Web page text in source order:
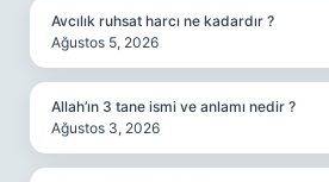
Avcılık ruhsat harcı ne kadardır ?
Ağustos 5, 2026
Allah’ın 3 tane ismi ve anlamı nedir ?
Ağustos 3, 2026